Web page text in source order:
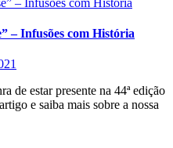
– Infusões com História
de estar presente na 44ª edição
e saiba mais sobre a nossa